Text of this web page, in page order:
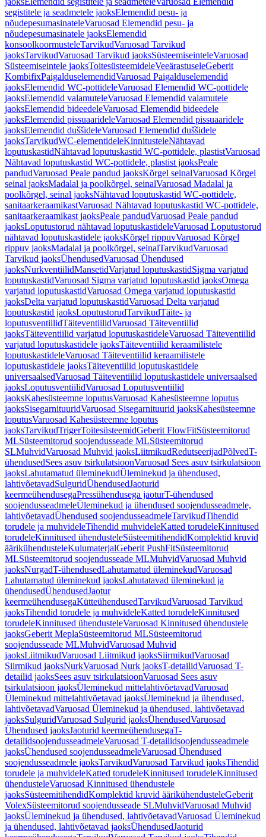
segistitele ja seadmetele jaoksElemendid pesu- ja
nõudepesumasinateleVaruosad Elemendid pesu- ja
nõudepesumasinatele jaoksElemendid
konsoolkoormusteleTarvikudVaruosad Tarvikud
jaoksTarvikudVaruosad Tarvikud jaoksSüsteemiseinteleVaruosad
Süsteemiseintele jaoksToitesüsteemideleVeeärastuseleGeberit
KombifixPaigalduselemendidVaruosad Paigalduselemendid
jaoksElemendid WC-pottideleVaruosad Elemendid WC-pottidele
jaoksElemendid valamuteleVaruosad Elemendid valamutele
jaoksElemendid bideedeleVaruosad Elemendid bideedele
jaoksElemendid pissuaarideleVaruosad Elemendid pissuaaridele
jaoksElemendid duššideleVaruosad Elemendid duššidele
jaoksTarvikudWC-elementideleKinnitusteleNähtavad
loputuskastidNähtavad loputuskastid WC-pottidele, plastistVaruosad
Nähtavad loputuskastid WC-pottidele, plastist jaoksPeale
pandudVaruosad Peale pandud jaoksKõrgel seinalVaruosad Kõrgel
seinal jaoksMadalal ja poolkõrgel, seinalVaruosad Madalal ja
poolkõrgel, seinal jaoksNähtavad loputuskastid WC-pottidele,
sanitaarkeraamikastVaruosad Nähtavad loputuskastid WC-pottidele,
sanitaarkeraamikast jaoksPeale pandudVaruosad Peale pandud
jaoksLoputustorud nähtavad loputuskastideleVaruosad Loputustorud
nähtavad loputuskastidele jaoksKõrgel rippuvVaruosad Kõrgel
rippuv jaoksMadalal ja poolkõrgel, seinalTarvikudVaruosad
Tarvikud jaoksÜhendusedVaruosad Ühendused
jaoksNurkventiilidMansetidVarjatud loputuskastidSigma varjatud
loputuskastidVaruosad Sigma varjatud loputuskastid jaoksOmega
varjatud loputuskastidVaruosad Omega varjatud loputuskastid
jaoksDelta varjatud loputuskastidVaruosad Delta varjatud
loputuskastid jaoksLoputustorudTarvikudTäite- ja
loputusventiilidTäiteventiilidVaruosad Täiteventiilid
jaoksTäiteventiilid varjatud loputuskastideleVaruosad Täiteventiilid
varjatud loputuskastidele jaoksTäiteventiilid keraamilistele
loputuskastideleVaruosad Täiteventiilid keraamilistele
loputuskastidele jaoksTäiteventiilid loputuskastidele
universaalsedVaruosad Täiteventiilid loputuskastidele universaalsed
jaoksLoputusventiilidVaruosad Loputusventiilid
jaoksKahesüsteemne loputusVaruosad Kahesüsteemne loputus
jaoksSisegarnituuridVaruosad Sisegarnituurid jaoksKahesüsteemne
loputusVaruosad Kahesüsteemne loputus
jaoksTarvikudTrigerToitesüsteemidGeberit FlowFitSüsteemitorud
MLSüsteemitorud soojendusseade MLSüsteemitorud
SLMuhvidVaruosad Muhvid jaoksLiitmikudRedutseerijadPõlvedT-
ühendusedSees asuv tsirkulatsioonVaruosad Sees asuv tsirkulatsioon
jaoksLahutamatud üleminekudÜleminekud ja ühendused,
lahtivõetavadSulguridÜhendusedJaoturid
keermeühendusegaPressühendusega jaoturT-ühendused
soojendusseadmeleÜleminekud ja ühendused soojendusseadmele,
lahtivõetavadÜhendused soojendusseadmeleTarvikudTihendid
torudele ja muhvideleTihendid muhvideleKatted torudeleKinnitused
torudeleKinnitused ühendusteleSüsteemitihendidKomplektid kruvid
äärikühendusteleKulumaterjalGeberit PushFitSüsteemitorud
MLSüsteemitorud soojendusseade MLMuhvidVaruosad Muhvid
jaoksNurgadT-ühendusedLahutamatud üleminekudVaruosad
Lahutamatud üleminekud jaoksLahutatavad üleminekud ja
ühendusedÜhendusedJaotur
keermeühendusegaKütteühendusedTarvikudVaruosad Tarvikud
jaoksTihendid torudele ja muhvideleKatted torudeleKinnitused
torudeleKinnitused ühendusteleVaruosad Kinnitused ühendustele
jaoksGeberit MeplaSüsteemitorud MLSüsteemitorud
soojendusseade MLMuhvidVaruosad Muhvid
jaoksLiitmikudVaruosad Liitmikud jaoksSiirmikudVaruosad
Siirmikud jaoksNurkVaruosad Nurk jaoksT-detailidVaruosad T-
detailid jaoksSees asuv tsirkulatsioonVaruosad Sees asuv
tsirkulatsioon jaoksÜleminekud mittelahtivõetavadVaruosad
Üleminekud mittelahtivõetavad jaoksÜleminekud ja ühendused,
lahtivõetavadVaruosad Üleminekud ja ühendused, lahtivõetavad
jaoksSulguridVaruosad Sulgurid jaoksÜhendusedVaruosad
Ühendused jaoksJaoturid keermeühendusegaT-
detailidsoojendusseadmeleVaruosad T-detailidsoojendusseadmele
jaoksÜhendused soojendusseadmeleVaruosad Ühendused
soojendusseadmele jaoksTarvikudVaruosad Tarvikud jaoksTihendid
torudele ja muhvideleKatted torudeleKinnitused torudeleKinnitused
ühendusteleVaruosad Kinnitused ühendustele
jaoksSüsteemitihendidKomplektid kruvid äärikühendusteleGeberit
VolexSüsteemitorud soojendusseade SLMuhvidVaruosad Muhvid
jaoksÜleminekud ja ühendused, lahtivõetavadVaruosad Üleminekud
ja ühendused, lahtivõetavad jaoksÜhendusedJaoturid